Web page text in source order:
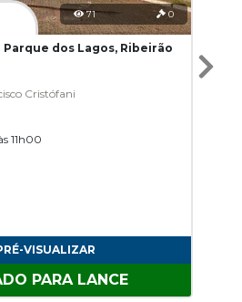
71 0
dos Lagos, Ribeirão
Cristófani
11h00
VISUALIZAR
PARA LANCE